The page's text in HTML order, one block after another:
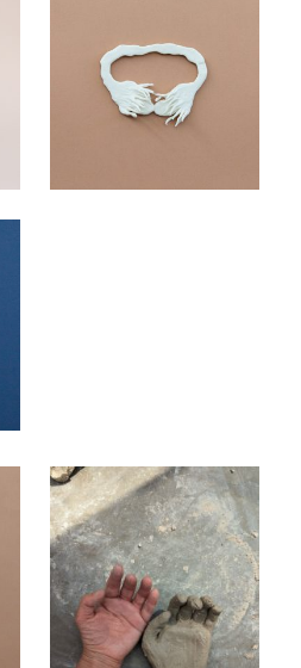
Vruchtbaar, 2023
Geen bijschrift